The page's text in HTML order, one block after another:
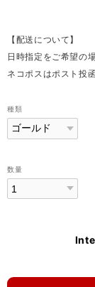
【配送について】
日時指定をご希望の
ネコポスはポスト投
種類
数量